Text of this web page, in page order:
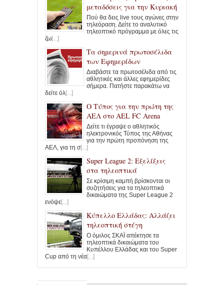
μεταδόσεις για την Κυριακή
Πού θα δεις live τους αγώνες στην
τηλεόραση. Δείτε το αναλυτικό
τηλεοπτικό πρόγραμμα με όλες τις
ζω[...]
Τα σημερινά πρωτοσέλιδα
των Εφημερίδων
Διαβάστε τα πρωτοσέλιδα από τις
αθλητικές και άλλες εφημερίδες
σήμερα. Πατήστε παρακάτω να
δείτε όλ[...]
Ο Τύπος για την πρώτη της
ΑΕΛ στο AEL FC Arena
Δείτε τι έγραψε ο αθλητικός
ηλεκτρονικός Τύπος της Αθήνας
για την πρώτη προπόνηση της
ΑΕΛ, για τη σ[...]
Super League 2: Εξελίξεις
στα τηλεοπτικά
Σε κρίσιμη καμπή βρίσκονται οι
συζητήσεις για τα τηλεοπτικά
δικαιώματα της Super League 2
ενόψε[...]
Κύπελλο Ελλάδας: Αλλάζει
τηλεοπτική στέγη
Ο όμιλος ΣΚΑΪ απέκτησε τα
τηλεοπτικά δικαιώματα του
Κυπέλλου Ελλάδας και του Super
Cup από τη νέα[...]